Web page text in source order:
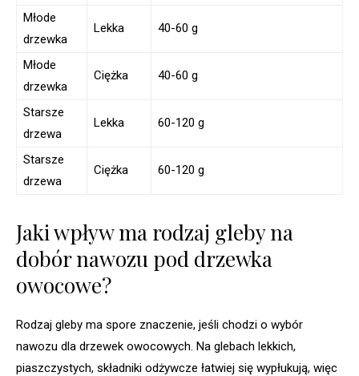
Młode
drzewka
Lekka 40-60 g
Młode
drzewka
Ciężka 40-60 g
Starsze
drzewa
Lekka 60-120 g
Starsze
drzewa
Ciężka 60-120 g
Jaki wpływ ma rodzaj gleby na
dobór nawozu pod drzewka
owocowe?
Rodzaj gleby ma spore znaczenie, jeśli chodzi o wybór
nawozu dla drzewek owocowych. Na glebach lekkich,
piaszczystych, składniki odżywcze łatwiej się wypłukują, więc